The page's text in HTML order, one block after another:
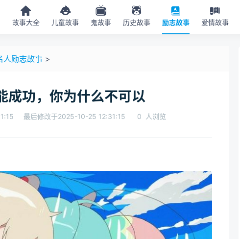
故事大全 儿童故事 鬼故事 历史故事 励志故事 爱情故事
人励志故事 >
成功，你为什么不可以
最后修改于2025-10-25 12:31:15 0 人浏览